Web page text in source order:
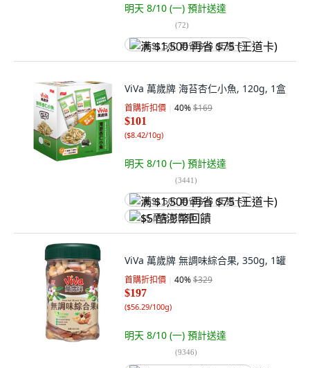
明天 8/10 (一) 預計送達
(72)
满 $1,500 再省 $75 (王道卡)
ViVa 萬歲牌 海苔杏仁小魚, 120g, 1盒
首購折扣價 40%$169
$101
($8.42/10g)
明天 8/10 (一) 預計送達
(3441)
满 $1,500 再省 $75 (王道卡)
$5 酷澎幣回饋
ViVa 萬歲牌 無調味綜合果, 350g, 1罐
首購折扣價 40%$329
$197
($56.29/100g)
明天 8/10 (一) 預計送達
(9346)